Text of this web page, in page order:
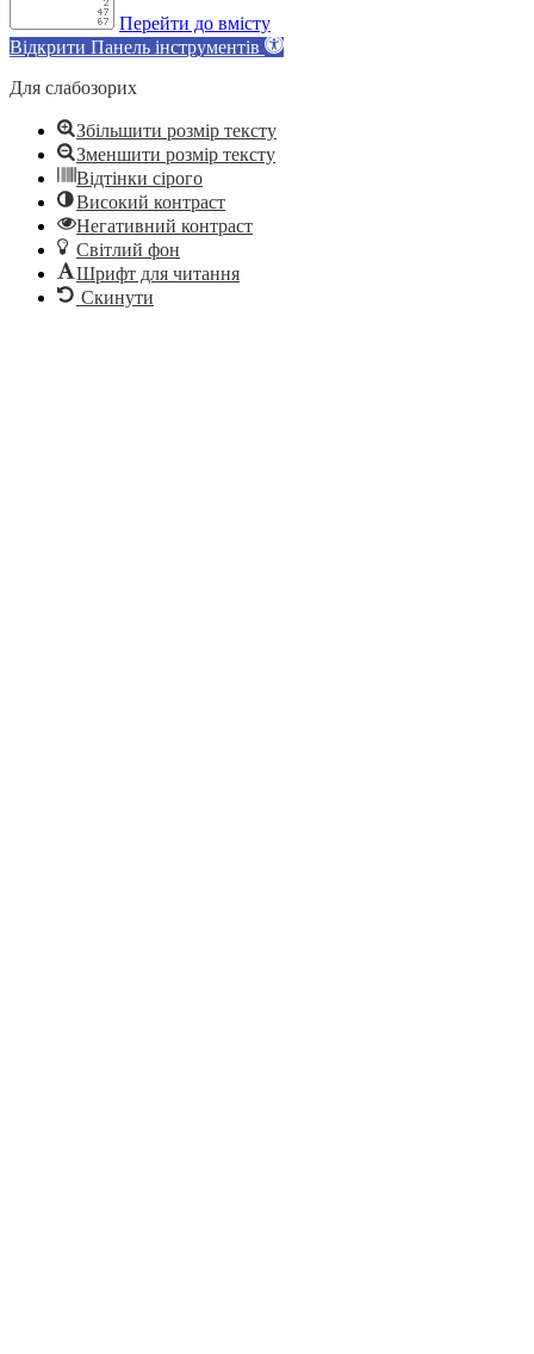
Перейти до вмісту
Відкрити Панель інструментів
Для слабозорих
Збільшити розмір тексту
Зменшити розмір тексту
Відтінки сірого
Високий контраст
Негативний контраст
Світлий фон
Шрифт для читання
Скинути